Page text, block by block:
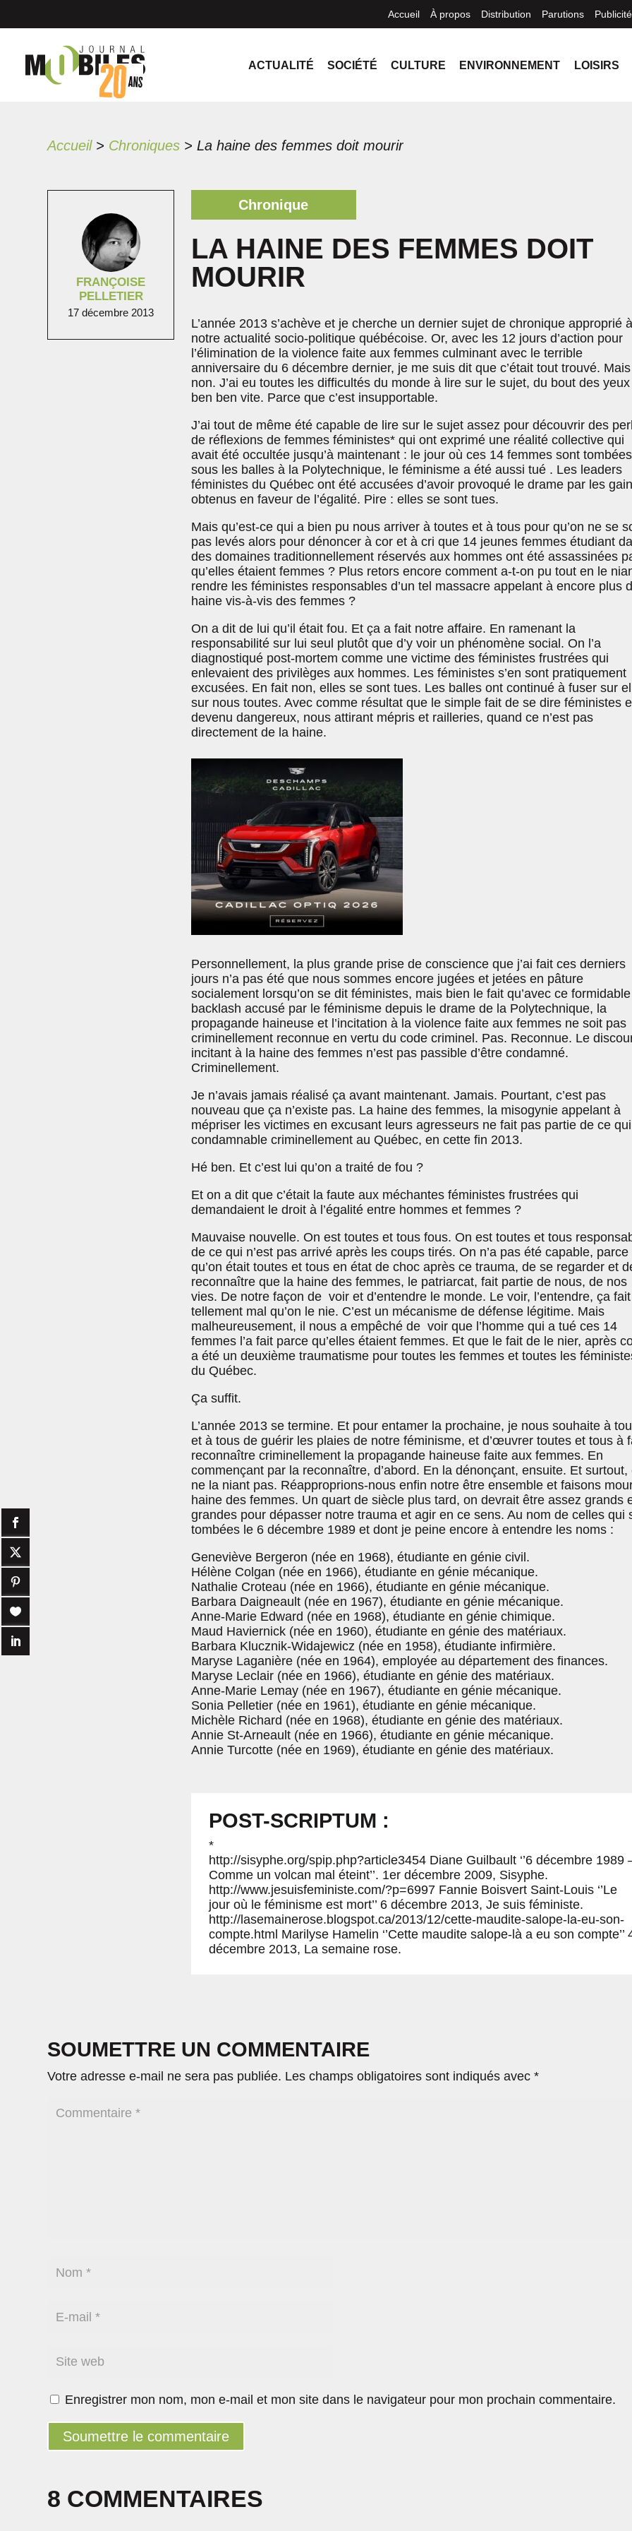
Accueil À propos Distribution Parutions Publicité
ACTUALITÉ SOCIÉTÉ CULTURE ENVIRONNEMENT LOISIRS
Accueil> Chroniques >La haine des femmes doit mourir
FRANÇOISE
PELLETIER
17 décembre 2013
Chronique
LA HAINE DES FEMMES DOIT
MOURIR
L’année 2013 s’achève et je cherche un dernier sujet de chronique approprié à
notre actualité socio-politique québécoise. Or, avec les 12 jours d’action pour
l’élimination de la violence faite aux femmes culminant avec le terrible
anniversaire du 6 décembre dernier, je me suis dit que c’était tout trouvé. Mais
non. J’ai eu toutes les difficultés du monde à lire sur le sujet, du bout des
ben ben vite. Parce que c’est insupportable.
J’ai tout de même été capable de lire sur le sujet assez pour découvrir des
de réflexions de femmes féministes* qui ont exprimé une réalité collective qui
avait été occultée jusqu’à maintenant : le jour où ces 14 femmes sont tombées
sous les balles à la Polytechnique, le féminisme a été aussi tué . Les leaders
féministes du Québec ont été accusées d’avoir provoqué le drame par les
obtenus en faveur de l’égalité. Pire : elles se sont tues.
Mais qu’est-ce qui a bien pu nous arriver à toutes et à tous pour qu’on ne se
pas levés alors pour dénoncer à cor et à cri que 14 jeunes femmes étudiant
des domaines traditionnellement réservés aux hommes ont été assassinées
qu’elles étaient femmes ? Plus retors encore comment a-t-on pu tout en le
rendre les féministes responsables d’un tel massacre appelant à encore plus
haine vis-à-vis des femmes ?
On a dit de lui qu’il était fou. Et ça a fait notre affaire. En ramenant la
responsabilité sur lui seul plutôt que d’y voir un phénomène social. On l’a
diagnostiqué post-mortem comme une victime des féministes frustrées qui
enlevaient des privilèges aux hommes. Les féministes s’en sont pratiquement
excusées. En fait non, elles se sont tues. Les balles ont continué à fuser sur
sur nous toutes. Avec comme résultat que le simple fait de se dire féministes
devenu dangereux, nous attirant mépris et railleries, quand ce n’est pas
directement de la haine.
Personnellement, la plus grande prise de conscience que j’ai fait ces derniers
jours n’a pas été que nous sommes encore jugées et jetées en pâture
socialement lorsqu’on se dit féministes, mais bien le fait qu’avec ce formidable
backlash accusé par le féminisme depuis le drame de la Polytechnique, la
propagande haineuse et l’incitation à la violence faite aux femmes ne soit pas
criminellement reconnue en vertu du code criminel. Pas. Reconnue. Le
incitant à la haine des femmes n’est pas passible d’être condamné.
Criminellement.
Je n’avais jamais réalisé ça avant maintenant. Jamais. Pourtant, c’est pas
nouveau que ça n’existe pas. La haine des femmes, la misogynie appelant à
mépriser les victimes en excusant leurs agresseurs ne fait pas partie de ce
condamnable criminellement au Québec, en cette fin 2013.
Hé ben. Et c’est lui qu’on a traité de fou ?
Et on a dit que c’était la faute aux méchantes féministes frustrées qui
demandaient le droit à l’égalité entre hommes et femmes ?
Mauvaise nouvelle. On est toutes et tous fous. On est toutes et tous
de ce qui n’est pas arrivé après les coups tirés. On n’a pas été capable, parce
qu’on était toutes et tous en état de choc après ce trauma, de se regarder et
reconnaître que la haine des femmes, le patriarcat, fait partie de nous, de nos
vies. De notre façon de voir et d’entendre le monde. Le voir, l’entendre, ça fait
tellement mal qu’on le nie. C’est un mécanisme de défense légitime. Mais
malheureusement, il nous a empêché de voir que l’homme qui a tué ces 14
femmes l’a fait parce qu’elles étaient femmes. Et que le fait de le nier, après
a été un deuxième traumatisme pour toutes les femmes et toutes les
du Québec.
Ça suffit.
L’année 2013 se termine. Et pour entamer la prochaine, je nous souhaite à
et à tous de guérir les plaies de notre féminisme, et d’œuvrer toutes et tous à
reconnaître criminellement la propagande haineuse faite aux femmes. En
commençant par la reconnaître, d’abord. En la dénonçant, ensuite. Et surtout,
ne la niant pas. Réapproprions-nous enfin notre être ensemble et faisons
haine des femmes. Un quart de siècle plus tard, on devrait être assez grands
grandes pour dépasser notre trauma et agir en ce sens. Au nom de celles qui
tombées le 6 décembre 1989 et dont je peine encore à entendre les noms :
Geneviève Bergeron (née en 1968), étudiante en génie civil.
Hélène Colgan (née en 1966), étudiante en génie mécanique.
Nathalie Croteau (née en 1966), étudiante en génie mécanique.
Barbara Daigneault (née en 1967), étudiante en génie mécanique.
Anne-Marie Edward (née en 1968), étudiante en génie chimique.
Maud Haviernick (née en 1960), étudiante en génie des matériaux.
Barbara Klucznik-Widajewicz (née en 1958), étudiante infirmière.
Maryse Laganière (née en 1964), employée au département des finances.
Maryse Leclair (née en 1966), étudiante en génie des matériaux.
Anne-Marie Lemay (née en 1967), étudiante en génie mécanique.
Sonia Pelletier (née en 1961), étudiante en génie mécanique.
Michèle Richard (née en 1968), étudiante en génie des matériaux.
Annie St-Arneault (née en 1966), étudiante en génie mécanique.
Annie Turcotte (née en 1969), étudiante en génie des matériaux.
POST-SCRIPTUM :
*
http://sisyphe.org/spip.php?article3454 Diane Guilbault ‘’6 décembre 1989
Comme un volcan mal éteint’’. 1er décembre 2009, Sisyphe.
http://www.jesuisfeministe.com/?p=6997 Fannie Boisvert Saint-Louis ‘’Le
jour où le féminisme est mort’’ 6 décembre 2013, Je suis féministe.
http://lasemainerose.blogspot.ca/2013/12/cette-maudite-salope-la-eu-son-
compte.html Marilyse Hamelin ‘’Cette maudite salope-là a eu son compte’’
décembre 2013, La semaine rose.
8 COMMENTAIRES
SOUMETTRE UN COMMENTAIRE
Votre adresse e-mail ne sera pas publiée. Les champs obligatoires sont indiqués avec*
Enregistrer mon nom, mon e-mail et mon site dans le navigateur pour mon prochain commentaire.
Soumettre le commentaire